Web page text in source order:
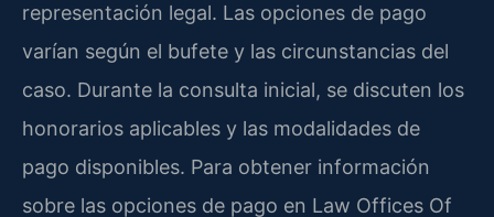
representación legal. Las opciones de pago
varían según el bufete y las circunstancias del
caso. Durante la consulta inicial, se discuten los
honorarios aplicables y las modalidades de
pago disponibles. Para obtener información
sobre las opciones de pago en Law Offices Of